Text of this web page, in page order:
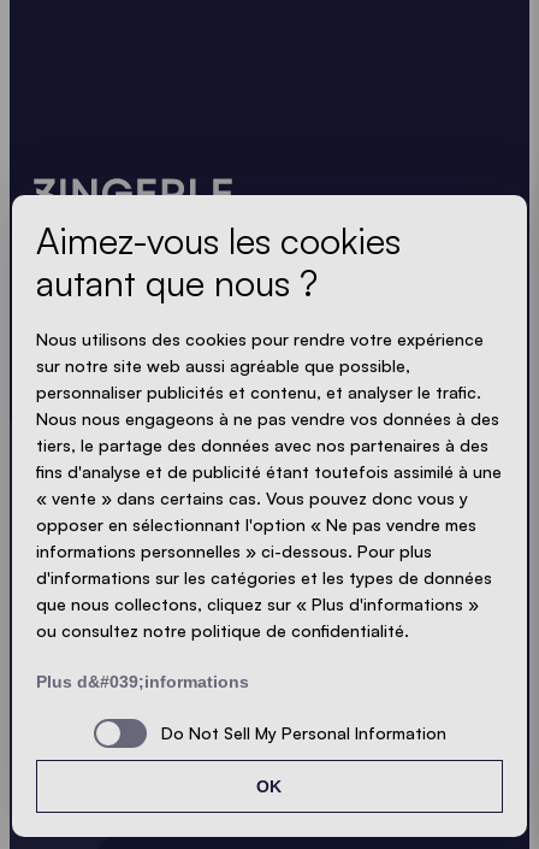
Obtenez les dernières
nouvelles.
Toujours à jour. Pas de spam ! Nous sommes brefs
et percutants. Tout comme nos tentes.
ZINGERLE GROUP Benelux B.V.
8024 AE Zwolle
+31(0)38 468 4 468
nl@zingerle.group
Aimez-vous les cookies
autant que nous ?
Nous utilisons des cookies pour rendre votre expérience
sur notre site web aussi agréable que possible,
personnaliser publicités et contenu, et analyser le trafic.
Nous nous engageons à ne pas vendre vos données à des
tiers, le partage des données avec nos partenaires à des
fins d'analyse et de publicité étant toutefois assimilé à une
« vente » dans certains cas. Vous pouvez donc vous y
opposer en sélectionnant l'option « Ne pas vendre mes
informations personnelles » ci-dessous. Pour plus
d'informations sur les catégories et les types de données
que nous collectons, cliquez sur « Plus d'informations »
ou consultez notre politique de confidentialité.
Plus d&#039;informations
Do Not Sell My Personal Information
OK